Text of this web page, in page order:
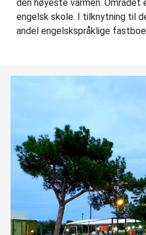
den høyeste varmen. Området
engelsk skole. I tilknytning til
andel engelskspråklige